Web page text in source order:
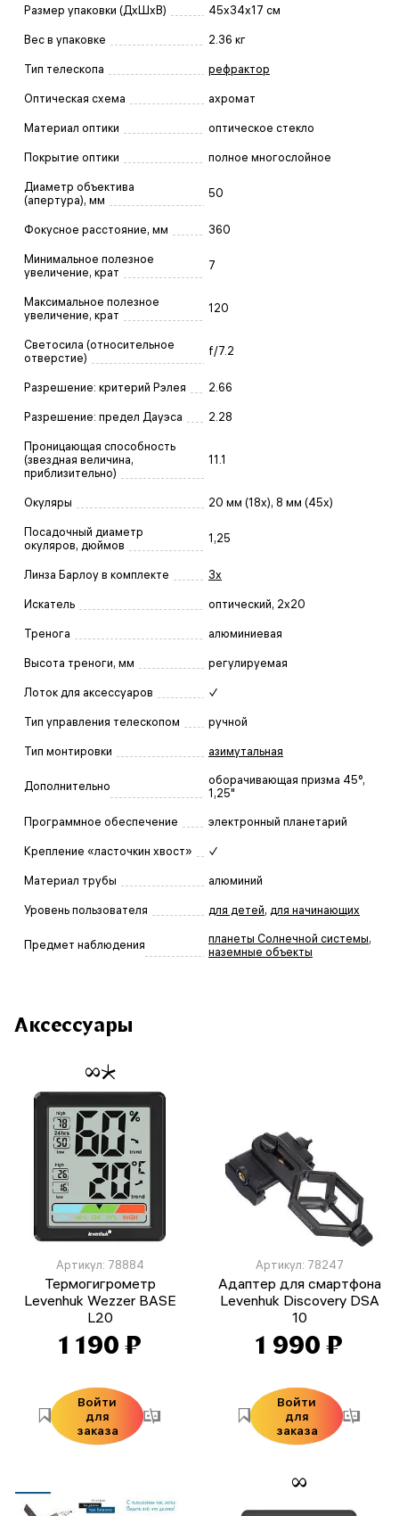
Размер упаковки (ДxШxВ) 45x34x17 см
Вес в упаковке 2.36 кг
Тип телескопа рефрактор
Оптическая схема ахромат
Материал оптики оптическое стекло
Покрытие оптики полное многослойное
Диаметр объектива
(апертура), мм
50
Фокусное расстояние, мм 360
Минимальное полезное
увеличение, крат
7
Максимальное полезное
увеличение, крат
120
Светосила (относительное
отверстие)
f/7.2
Разрешение: критерий Рэлея 2.66
Разрешение: предел Дауэса 2.28
Проницающая способность
(звездная величина,
приблизительно)
11.1
Окуляры 20 мм (18x), 8 мм (45x)
Посадочный диаметр
окуляров, дюймов
1,25
Линза Барлоу в комплекте 3x
Искатель оптический, 2x20
Тренога алюминиевая
Высота треноги, мм регулируемая
Лоток для аксессуаров ✓
Тип управления телескопом ручной
Тип монтировки азимутальная
Дополнительно
оборачивающая призма 45°,
1,25"
Программное обеспечение электронный планетарий
Крепление «ласточкин хвост» ✓
Материал трубы алюминий
Уровень пользователя для детей, для начинающих
Предмет наблюдения планеты Солнечной системы,
наземные объекты
Аксессуары
Артикул: 78884
Термогигрометр
Levenhuk Wezzer BASE
L20
1 190 ₽
Войти
для
заказа
Артикул: 78247
Адаптер для смартфона
Levenhuk Discovery DSA
10
1 990 ₽
Войти
для
заказа